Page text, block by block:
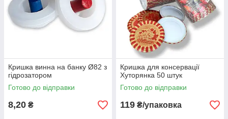
Кришка винна на банку Ø82 з
гідрозатором
Готово до відправки
8,20 ₴
Кришка для консервації
Хуторянка 50 штук
Готово до відправки
119 ₴/упаковка